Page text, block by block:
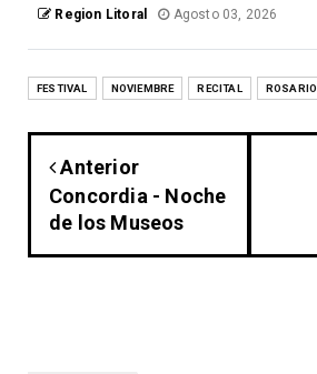
Region Litoral Agosto 03, 2026
FESTIVAL NOVIEMBRE RECITAL ROSARIO
Anterior
Concordia - Noche
de los Museos